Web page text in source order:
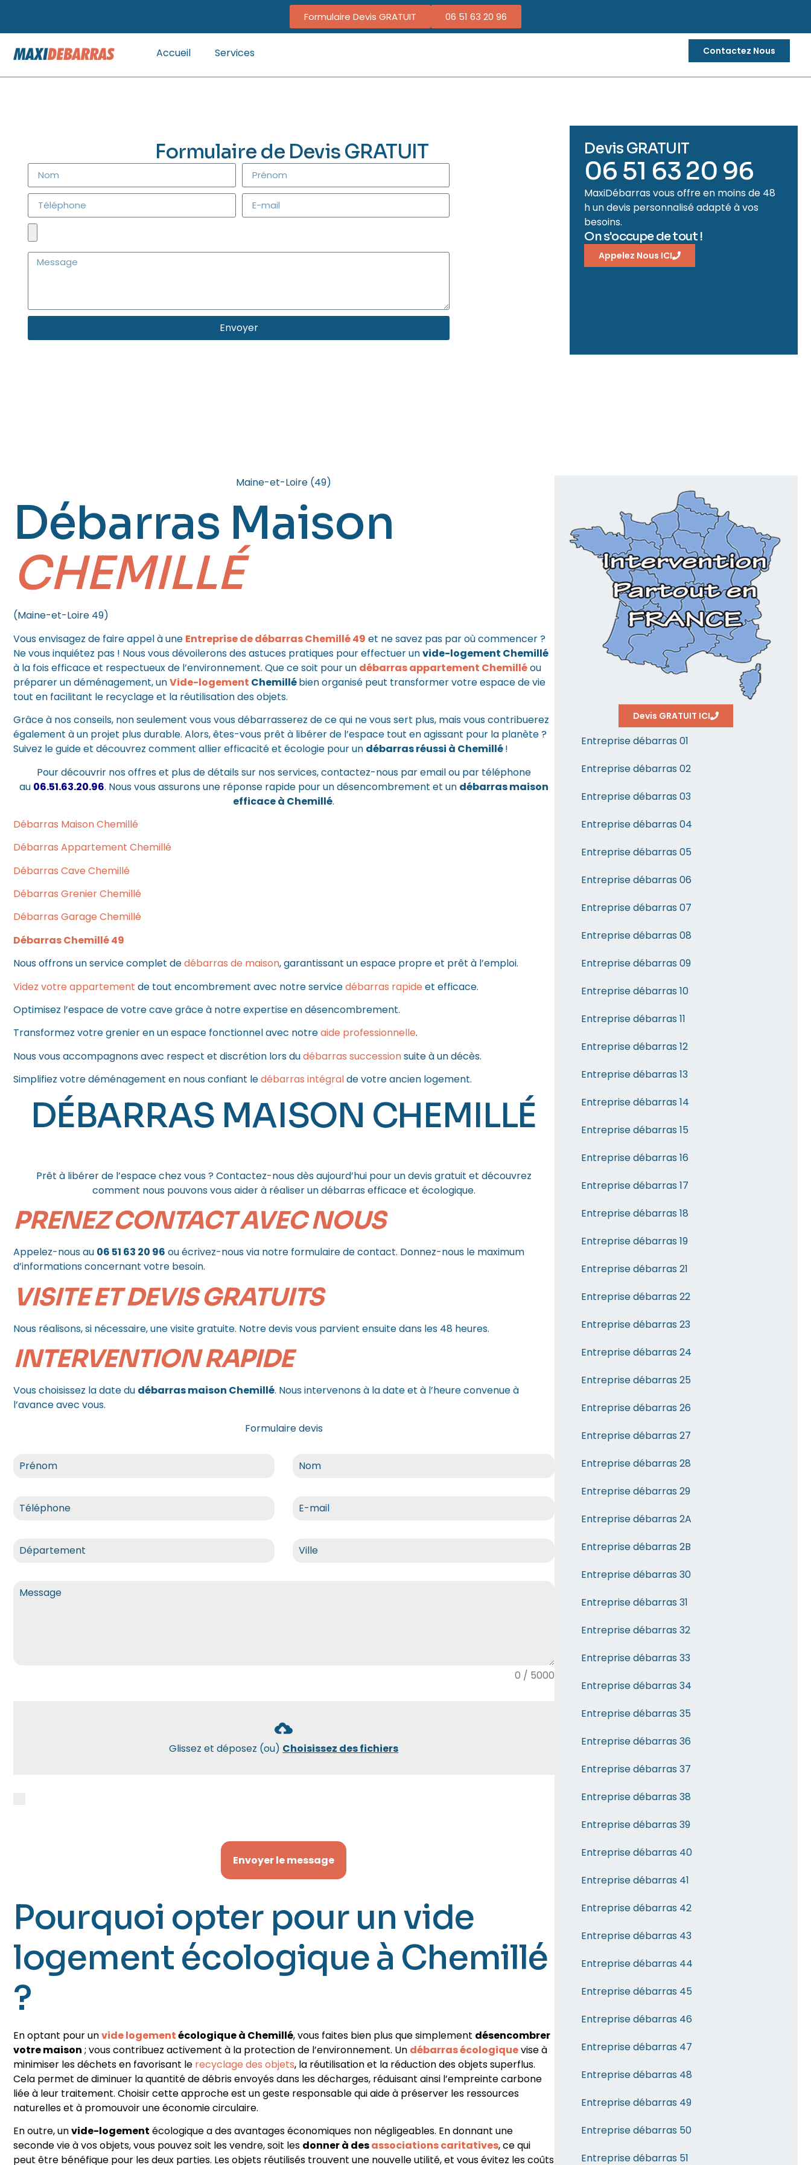
Formulaire Devis GRATUIT 06 51 63 20 96
Accueil Services Contactez Nous
Formulaire de Devis GRATUIT
Envoyer
Devis GRATUIT
06 51 63 20 96
MaxiDébarras vous offre en moins de 48
h un devis personnalisé adapté à vos
besoins.
On s'occupe de tout !
Appelez Nous ICI
Maine-et-Loire (49)
Débarras Maison
CHEMILLÉ
(Maine-et-Loire 49)
Vous envisagez de faire appel à une Entreprise de débarras Chemillé 49 et ne savez pas par où commencer ?
Ne vous inquiétez pas ! Nous vous dévoilerons des astuces pratiques pour effectuer unvide-logement Chemillé
à la fois efficace et respectueux de l’environnement. Que ce soit pour un débarras appartement Chemilléou
préparer un déménagement, unVide-logement Chemillébien organisé peut transformer votre espace de vie
tout en facilitant le recyclage et la réutilisation des objets.
Grâce à nos conseils, non seulement vous vous débarrasserez de ce qui ne vous sert plus, mais vous contribuerez
également à un projet plus durable. Alors, êtes-vous prêt à libérer de l’espace tout en agissant pour la planète ?
Suivez le guide et découvrez comment allier efficacité et écologie pour un débarras réussi à Chemillé!
Pour découvrir nos offres et plus de détails sur nos services,contactez-nous par emailou par téléphone
au 06.51.63.20.96. Nous vous assurons une réponse rapide pour un désencombrement et un débarras maison
efficace à Chemillé.
Débarras Maison Chemillé
Débarras Appartement Chemillé
Débarras Cave Chemillé
Débarras Grenier Chemillé
Débarras Garage Chemillé
Débarras Chemillé 49
Nous offrons un service complet dedébarras de maison, garantissant un espace propre et prêt à l’emploi.
Videz votre appartement de tout encombrement avec notre servicedébarras rapide et efficace.
Optimisez l’espace de votre cave grâce à notre expertise en désencombrement.
Transformez votre grenier en un espace fonctionnel avec notreaide professionnelle.
Nous vous accompagnons avec respect et discrétion lors dudébarras successionsuite à un décès.
Simplifiez votre déménagement en nous confiant ledébarras intégralde votre ancien logement.
DÉBARRAS MAISON CHEMILLÉ
Prêt à libérer de l’espace chez vous ? Contactez-nous dès aujourd’hui pour un devis gratuit et découvrez
comment nous pouvons vous aider à réaliser un débarras efficace et écologique.
PRENEZ CONTACT AVEC NOUS
Appelez-nous au 06 51 63 20 96 ou écrivez-nous via notre formulaire de contact. Donnez-nous le maximum
d’informations concernant votre besoin.
VISITE ET DEVIS GRATUITS
Nous réalisons, si nécessaire, une visite gratuite. Notre devis vous parvient ensuite dans les 48 heures.
INTERVENTION RAPIDE
Vous choisissez la date du débarras maison Chemillé. Nous intervenons à la date et à l’heure convenue à
l’avance avec vous.
Formulaire devis
0 / 5000
Glissez et déposez (ou) Choisissez des fichiers
Envoyer le message
Pourquoi opter pour un vide
logement écologique à Chemillé
?
En optant pour unvide logementécologique à Chemillé, vous faites bien plus que simplement désencombrer
votre maison ; vous contribuez activement à la protection de l’environnement. Un débarras écologiquevise à
minimiser les déchets en favorisant le recyclage des objets, la réutilisation et la réduction des objets superflus.
Cela permet de diminuer la quantité de débris envoyés dans les décharges, réduisant ainsi l’empreinte carbone
liée à leur traitement. Choisir cette approche est un geste responsable qui aide à préserver les ressources
naturelles et à promouvoir une économie circulaire.
En outre, unvide-logement écologique a des avantages économiques non négligeables. En donnant une
seconde vie à vos objets, vous pouvez soit les vendre, soit les donner à desassociations caritatives, ce qui
peut être bénéfique pour les deux parties. Les objets réutilisés trouvent une nouvelle utilité, et vous évitez les coûts
Devis GRATUIT ICI
Entreprise débarras 01
Entreprise débarras 02
Entreprise débarras 03
Entreprise débarras 04
Entreprise débarras 05
Entreprise débarras 06
Entreprise débarras 07
Entreprise débarras 08
Entreprise débarras 09
Entreprise débarras 10
Entreprise débarras 11
Entreprise débarras 12
Entreprise débarras 13
Entreprise débarras 14
Entreprise débarras 15
Entreprise débarras 16
Entreprise débarras 17
Entreprise débarras 18
Entreprise débarras 19
Entreprise débarras 21
Entreprise débarras 22
Entreprise débarras 23
Entreprise débarras 24
Entreprise débarras 25
Entreprise débarras 26
Entreprise débarras 27
Entreprise débarras 28
Entreprise débarras 29
Entreprise débarras 2A
Entreprise débarras 2B
Entreprise débarras 30
Entreprise débarras 31
Entreprise débarras 32
Entreprise débarras 33
Entreprise débarras 34
Entreprise débarras 35
Entreprise débarras 36
Entreprise débarras 37
Entreprise débarras 38
Entreprise débarras 39
Entreprise débarras 40
Entreprise débarras 41
Entreprise débarras 42
Entreprise débarras 43
Entreprise débarras 44
Entreprise débarras 45
Entreprise débarras 46
Entreprise débarras 47
Entreprise débarras 48
Entreprise débarras 49
Entreprise débarras 50
Entreprise débarras 51